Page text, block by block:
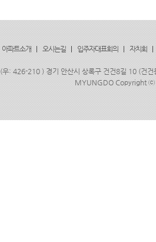
아파트소개 오시는길 입주자대표회의 자치회
(우: 426-210 ) 경기 안산시 상록구 건건8길 10 (
MYUNGDO Copyright ⓒ